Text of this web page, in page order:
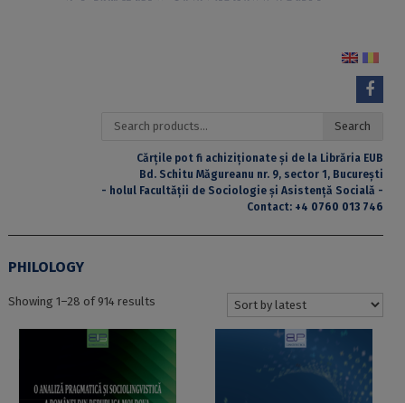
Search
Search
Cărțile pot fi achiziționate și de la Librăria EUB
Bd. Schitu Măgureanu nr. 9, sector 1, București
- holul Facultății de Sociologie și Asistență Socială -
Contact: +4 0760 013 746
PHILOLOGY
Showing 1–28 of 914 resultsSorted